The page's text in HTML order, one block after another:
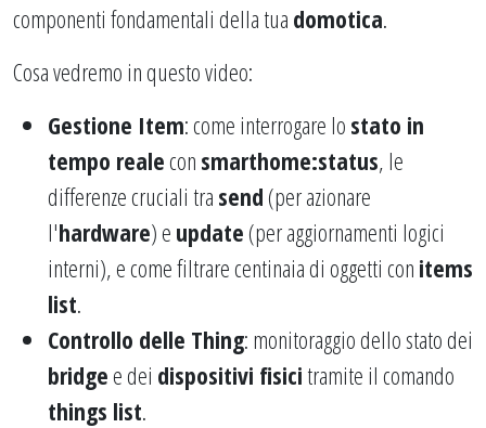
componenti fondamentali della tua domotica.
Cosa vedremo in questo video:
Gestione Item: come interrogare lo stato in
tempo realecon smarthome:status, le
differenze cruciali tra send (per azionare
l'hardware) e update (per aggiornamenti logici
interni), e come filtrare centinaia di oggetti con items
list.
Controllo delle Thing: monitoraggio dello stato dei
bridge e dei dispositivi fisicitramite il comando
things list.